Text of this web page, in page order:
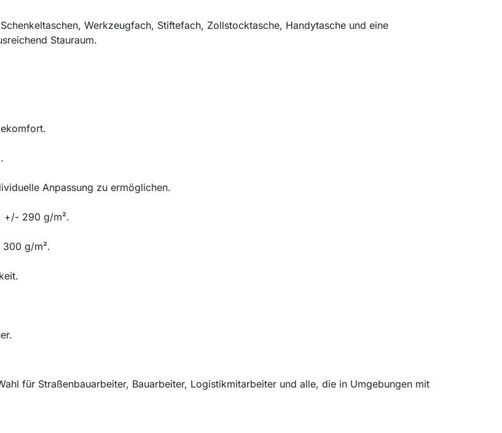
Werkzeugfach, Stiftefach, Zollstocktasche, Handytasche und eine
Stauraum.
Anpassung zu ermöglichen.
+/- 290 g/m².
g/m².
für Straßenbauarbeiter, Bauarbeiter, Logistikmitarbeiter und alle, die in Umgebungen mit